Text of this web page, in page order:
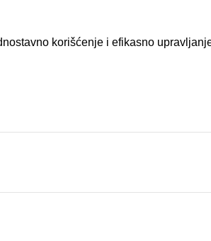
korišćenje i efikasno